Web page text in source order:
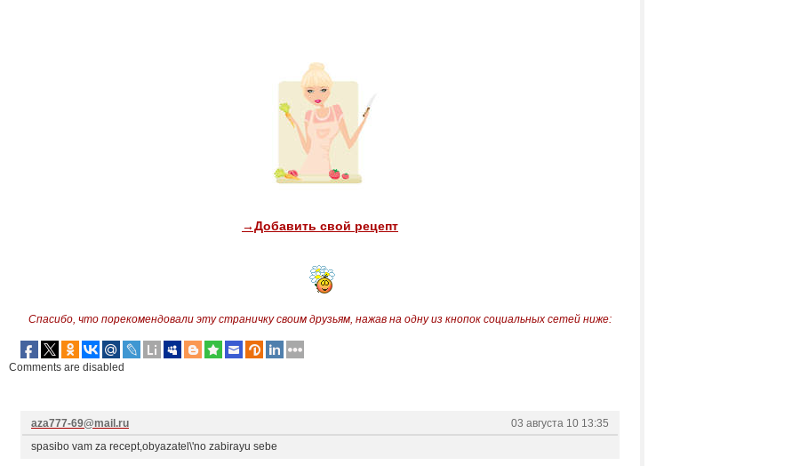
→Добавить свой рецепт
Спасибо, что порекомендовали эту страничку своим друзьям, нажав на одну из кнопок социальных сетей ниже:
Comments are disabled
aza777-69@mail.ru
03 августа 10 13:35
spasibo vam za recept,obyazatel\'no zabirayu sebe